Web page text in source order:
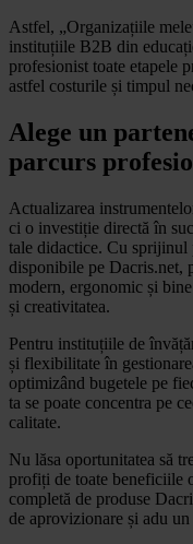
Astfel, „Organizațiile
instituțiile B2B din
profesionist toate etapele
astfel costurile și timpul
Alege un
parcurs
Actualizarea
ci o investiție directă în
tale didactice. Cu sprijinul
disponibile pe Dacris.net,
modern, ergonomic și
și creativitatea.
Pentru instituțiile de
și flexibilitate în
optimizând bugetele pe
ta se poate concentra pe
calitate.
Nu lăsa oportunitatea să
profiți de toate beneficiile
completă de produse
de aprovizionare și adu